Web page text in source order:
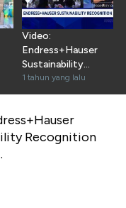
Video:
Endress+Hauser
Sustainability
Recognition Forum
2025
1 tahun yang lalu
Recognition